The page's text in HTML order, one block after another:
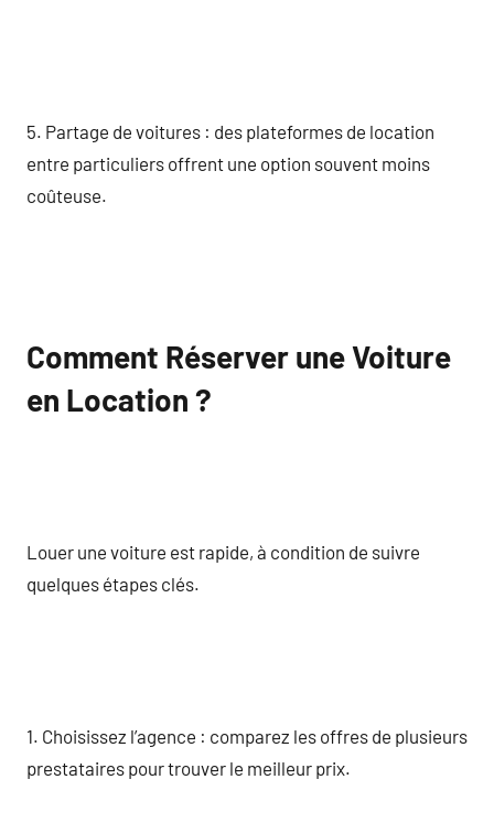
5. Partage de voitures : des plateformes de location
entre particuliers offrent une option souvent moins
coûteuse.
Comment Réserver une Voiture
en Location ?
Louer une voiture est rapide, à condition de suivre
quelques étapes clés.
1. Choisissez l’agence : comparez les offres de plusieurs
prestataires pour trouver le meilleur prix.